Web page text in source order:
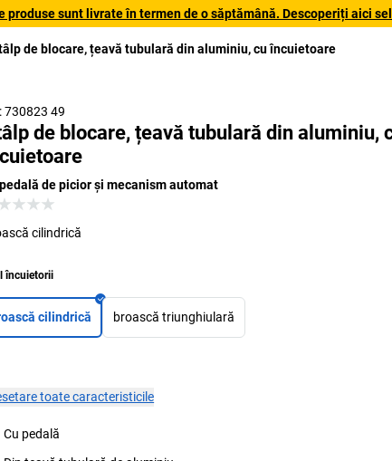
produse sunt livrate în termen de o săptămână. Descoperiți aici
de blocare, țeavă tubulară din aluminiu, cu încuietoare
730823 49
de blocare, țeavă tubulară din aluminiu,
de picior și mecanism automat
cilindrică
încuietorii
cilindrică broască triunghiulară
toate caracteristicile
Cu pedală